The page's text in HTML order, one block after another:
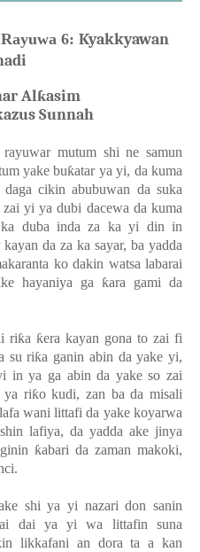
6: Kyakkyawan
Alƙasim
Sunnah
mutum shi ne samun
yake buƙatar ya yi, da kuma
daga cikin abubuwan da suka
yi ya dubi dacewa da kuma
duba inda za ka yi din in
kayan da za ka sayar, ba yadda
ko dakin watsa labarai
hayaniya ga ƙara gami da
riƙa ƙera kayan gona to zai fi
su riƙa ganin abin da yake yi,
in ya ga abin da yake so zai
ya riƙo kudi, zan ba da misali
wani littafi da yake koyarwa
lafiya, da yadda ake jinya
ƙabari da zaman makoki,
shi ya yi nazari don sanin
dai ya yi wa littafin suna
likkafani an dora ta a kan